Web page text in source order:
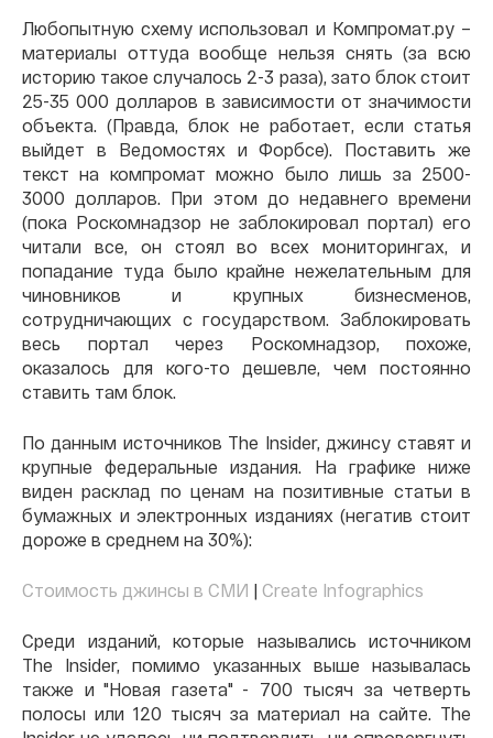
Любопытную схему использовал и Компромат.ру –
материалы оттуда вообще нельзя снять (за всю
историю такое случалось 2-3 раза), зато блок стоит
25-35 000 долларов в зависимости от значимости
объекта. (Правда, блок не работает, если статья
выйдет в Ведомостях и Форбсе). Поставить же
текст на компромат можно было лишь за 2500-
3000 долларов. При этом до недавнего времени
(пока Роскомнадзор не заблокировал портал) его
читали все, он стоял во всех мониторингах, и
попадание туда было крайне нежелательным для
чиновников и крупных бизнесменов,
сотрудничающих с государством. Заблокировать
весь портал через Роскомнадзор, похоже,
оказалось для кого-то дешевле, чем постоянно
ставить там блок.
По данным источников The Insider, джинсу cтавят и
крупные федеральные издания. На графике ниже
виден расклад по ценам на позитивные статьи в
бумажных и электронных изданиях (негатив стоит
дороже в среднем на 30%):
Стоимость джинсы в СМИ | Create Infographics
Среди изданий, которые назывались источником
The Insider, помимо указанных выше называлась
также и "Новая газета" - 700 тысяч за четверть
полосы или 120 тысяч за материал на сайте. The